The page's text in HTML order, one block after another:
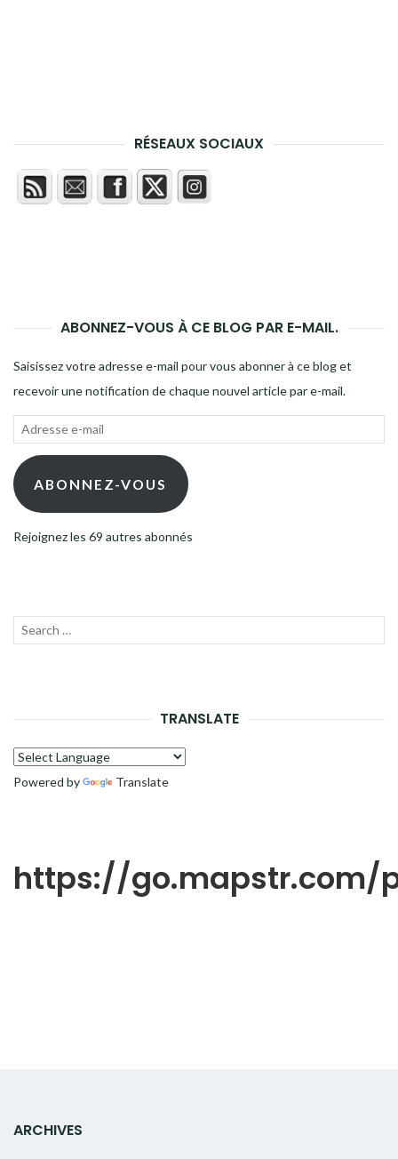
RÉSEAUX SOCIAUX
ABONNEZ-VOUS À CE BLOG PAR E-MAIL.
Saisissez votre adresse e-mail pour vous abonner à ce blog et
recevoir une notification de chaque nouvel article par e-mail.
Adresse
mail ABONNEZ-VOUS
Rejoignez les 69 autres abonnés
Recherche
TRANSLATE
Powered by Translate
https://go.mapstr.com/
ARCHIVES